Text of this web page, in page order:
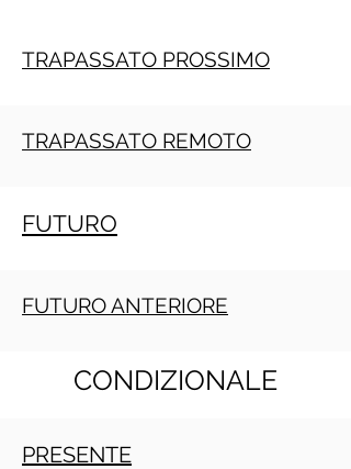
TRAPASSATO PROSSIMO
TRAPASSATO REMOTO
FUTURO
FUTURO ANTERIORE
CONDIZIONALE
PRESENTE